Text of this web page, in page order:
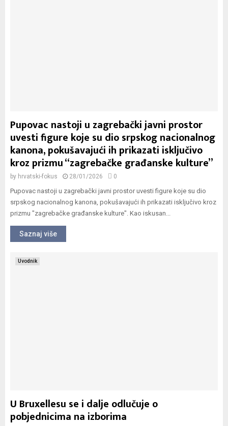
Pupovac nastoji u zagrebački javni prostor
uvesti figure koje su dio srpskog nacionalnog
kanona, pokušavajući ih prikazati isključivo
kroz prizmu “zagrebačke građanske kulture”
by hrvatski-fokus 28/01/2026 0
Pupovac nastoji u zagrebački javni prostor uvesti figure koje su dio
srpskog nacionalnog kanona, pokušavajući ih prikazati isključivo kroz
prizmu "zagrebačke građanske kulture". Kao iskusan...
Saznaj više
Uvodnik
U Bruxellesu se i dalje odlučuje o
pobjednicima na izborima